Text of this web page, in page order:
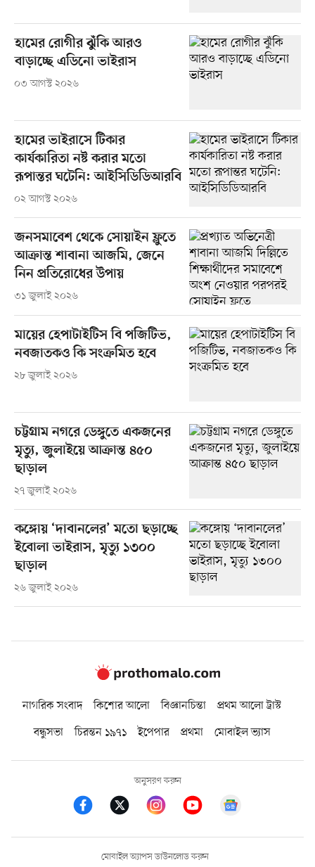
হামের রোগীর ঝুঁকি আরও
বাড়াচ্ছে এডিনো ভাইরাস
০৩ আগস্ট ২০২৬
হামের ভাইরাসে টিকার
কার্যকারিতা নষ্ট করার মতো
রূপান্তর ঘটেনি: আইসিডিডিআরবি
০২ আগস্ট ২০২৬
জনসমাবেশ থেকে সোয়াইন ফ্লুতে
আক্রান্ত শাবানা আজমি, জেনে
নিন প্রতিরোধের উপায়
৩১ জুলাই ২০২৬
মায়ের হেপাটাইটিস বি পজিটিভ,
নবজাতকও কি সংক্রমিত হবে
২৮ জুলাই ২০২৬
চট্টগ্রাম নগরে ডেঙ্গুতে একজনের
মৃত্যু, জুলাইয়ে আক্রান্ত ৪৫০
ছাড়াল
২৭ জুলাই ২০২৬
কঙ্গোয় ‘দাবানলের’ মতো ছড়াচ্ছে
ইবোলা ভাইরাস, মৃত্যু ১৩০০
ছাড়াল
২৬ জুলাই ২০২৬
নাগরিক সংবাদ কিশোর আলো বিজ্ঞানচিন্তা
প্রথম আলো ট্রাস্ট
বন্ধুসভা
চিরন্তন ১৯৭১ ইপেপার প্রথমা মোবাইল ভ্যাস
অনুসরণ করুন
মোবাইল অ্যাপস ডাউনলোড করুন